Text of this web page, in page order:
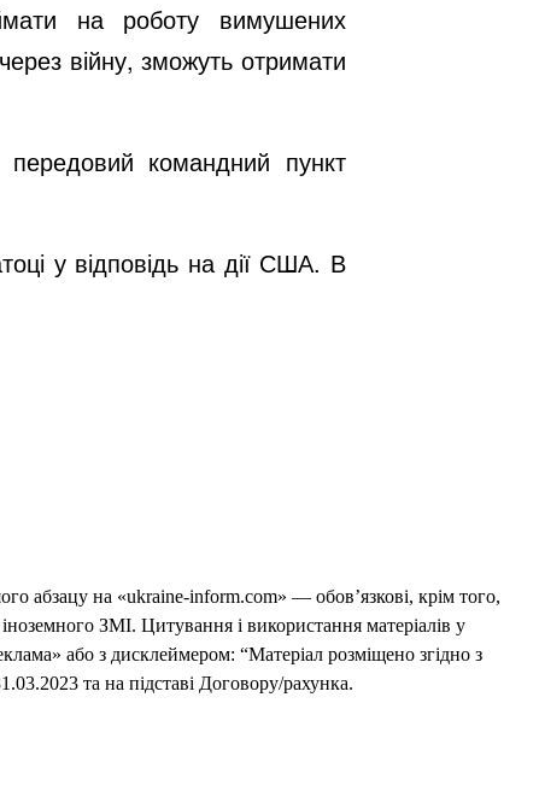
на роботу вимушених
війну, зможуть отримати
передовий командний пункт
у відповідь на дії США. В
абзацу на «ukraine-inform.com» — обов’язкові, крім того,
ЗМІ. Цитування і використання матеріалів у
або з дисклеймером: “Матеріал розміщено згідно з
та на підставі Договору/рахунка.